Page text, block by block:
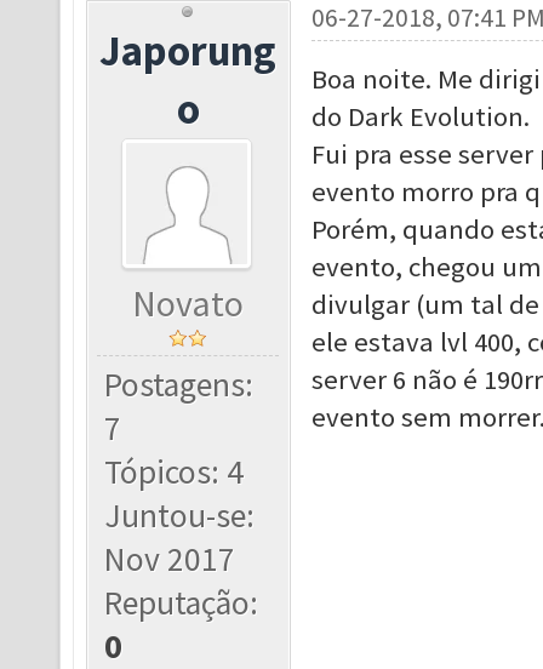
Japorung
o
Novato
Postagens:
7
Tópicos: 4
Juntou-se:
Nov 2017
Reputação:
0
06-27-2018, 07:41
Boa noite. Me
do Dark Evolution.
Fui pra esse
evento morro pra
Porém, quando
evento, chegou
divulgar (um tal
ele estava lvl 400,
server 6 não é
evento sem